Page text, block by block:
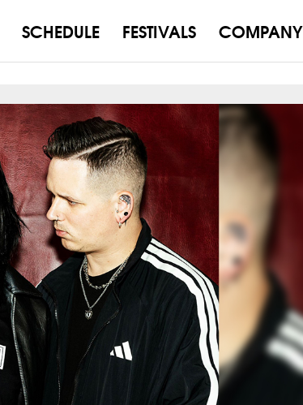
SCHEDULE FESTIVALS COMPANY